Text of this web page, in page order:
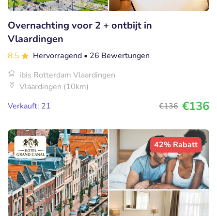
Overnachting voor 2 + ontbijt in
Vlaardingen
8.5 Hervorragend • 26 Bewertungen
ibis Rotterdam Vlaardingen
Vlaardingen (10km)
Verkauft: 21
€136 €136
42% Rabatt